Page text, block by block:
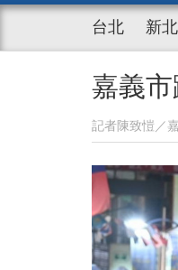
台北 新北
嘉義
記者陳致愷／